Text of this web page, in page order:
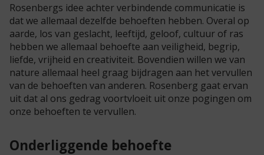
Rosenbergs idee achter verbindende communicatie is
dat we allemaal dezelfde behoeften hebben. Overal op
aarde, los van geslacht, leeftijd, geloof, cultuur of ras
hebben we allemaal behoefte aan veiligheid, begrip,
liefde, vrijheid en creativiteit. Bovendien willen we van
nature allemaal heel graag bijdragen aan het vervullen
van de behoeften van anderen. Rosenberg gaat ervan
uit dat al ons gedrag voortvloeit uit onze pogingen om
onze behoeften te vervullen.
Onderliggende behoefte